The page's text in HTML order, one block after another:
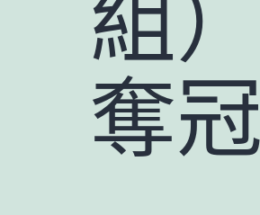
組
奪冠